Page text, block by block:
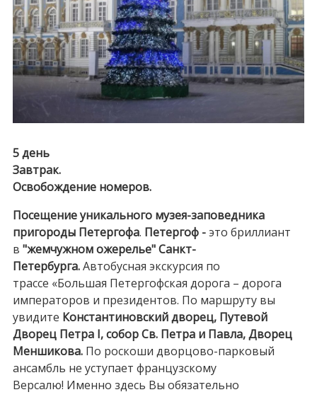
5 день
Завтрак.
Освобождение номеров.
Посещение уникального музея-заповедника
пригороды Петергофа. Петергоф -это бриллиант
в "жемчужном ожерелье" Санкт-
Петербурга.Автобусная экскурсия по
трассе «Большая Петергофская дорога – дорога
императоров и президентов. По маршруту вы
увидите Константиновский дворец, Путевой
Дворец Петра I, собор Св. Петра и Павла, Дворец
Меншикова.По роскоши дворцово-парковый
ансамбль не уступает французскому
Версалю! Именно здесь Вы обязательно